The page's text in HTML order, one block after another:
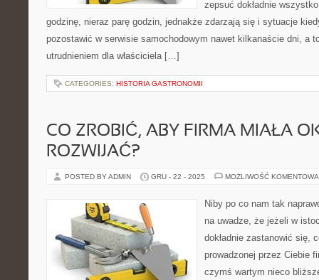
zepsuć dokładnie
godzinę, nieraz parę godzin, jednakże zdarzają się i sytuacje
pozostawić w serwisie samochodowym nawet kilkanaście dni, a
utrudnieniem dla właściciela […]
CATEGORIES: HISTORIA GASTRONOMII
CO ZROBIĆ, ABY FIRMA MIAŁA
ROZWIJAĆ?
POSTED BY ADMIN GRU - 22 - 2025 MOŻLIWOŚĆ
Niby po co nam tak
na uwadze, że jeżeli w
dokładnie zastanowić się,
prowadzonej przez Ciebie
czymś wartym nieco